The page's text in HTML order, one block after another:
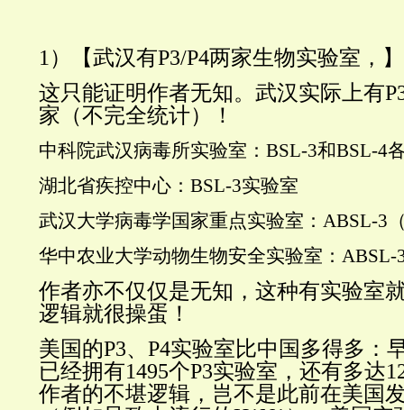
1）【武汉有P3/P4两家生物实验室， 】
这只能证明作者无知。武汉实际上有
家（不完全统计）！
中科院武汉病毒所实验室：BSL-3和BSL-4
湖北省疾控中心：BSL-3实验室
武汉大学病毒学国家重点实验室：ABSL-3
华中农业大学动物生物安全实验室：ABSL-
作者亦不仅仅是无知，这种有实验室
逻辑就很操蛋！
美国的P3、P4实验室比中国多得多：
已经拥有1495个P3实验室，还有多达
作者的不堪逻辑， 岂不是此前在美国